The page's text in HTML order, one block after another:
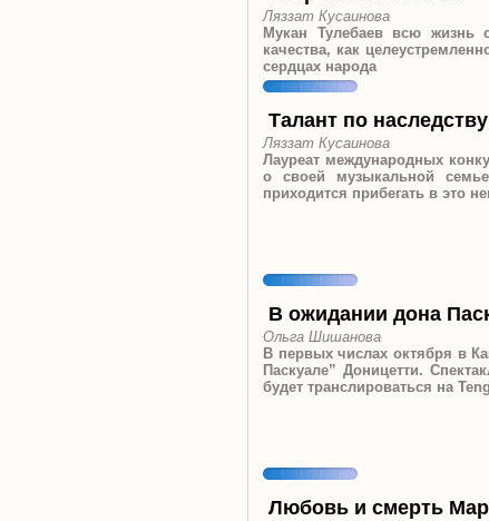
Ляззат Кусаинова
Мукан Тулебаев всю жизнь
качества, как
сердцах народа
Талант по наследству
Ляззат Кусаинова
Лауреат международных
о своей музыкальной
приходится прибегать в это
В ожидании дона
Ольга Шишанова
В первых числах октября в
Паскуале” Доницетти.
будет транслироваться на
Любовь и смерть